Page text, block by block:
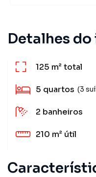
Detalhes do
125 m²total
5 quartos (3
2 banheiros
210 m² útil